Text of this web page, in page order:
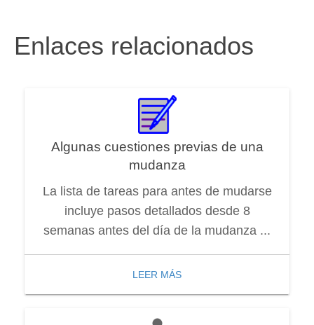
Enlaces relacionados
Algunas cuestiones previas de una
mudanza
La lista de tareas para antes de mudarse
incluye pasos detallados desde 8
semanas antes del día de la mudanza ...
LEER MÁS